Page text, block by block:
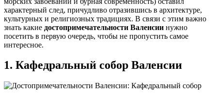
характерный след, причудливо отразившись в архитектуре,
культурных и религиозных традициях. В связи с этим важно
знать какие достопримечательности Валенсии нужно
посетить в первую очередь, чтобы не пропустить самое
интересное.
1. Кафедральный собор Валенсии